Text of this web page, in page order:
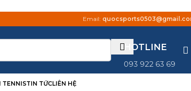
Email:
HOTLINE
093 922 63 69
TENNISTIN TỨCLIÊN HỆ